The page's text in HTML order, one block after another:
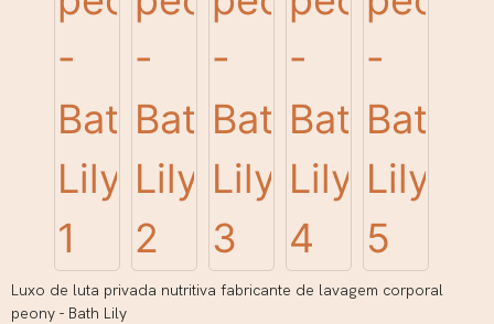
Luxo de luta privada nutritiva fabricante de lavagem corporal
peony - Bath Lily